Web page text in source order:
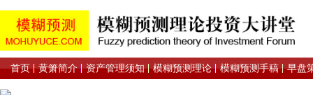
首页 黄箫简介 资产管理须知 模糊预测理论 模糊预测手稿 早盘